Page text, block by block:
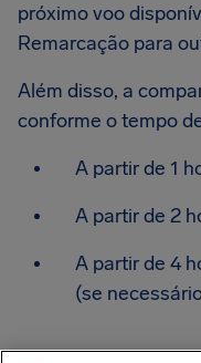
próximo voo
Remarcação para
Além disso, a
conforme o tempo
A partir de 1
A partir de 2
A partir de 4
(se